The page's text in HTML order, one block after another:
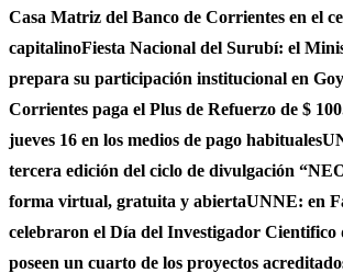
Casa Matriz del Banco de Corrientes en el
capitalinoFiesta Nacional del Surubí: el
prepara su participación institucional en
Corrientes paga el Plus de Refuerzo de $
jueves 16 en los medios de pago habituales
tercera edición del ciclo de divulgación
forma virtual, gratuita y abiertaUNNE: en
celebraron el Día del Investigador Cientifico
poseen un cuarto de los proyectos